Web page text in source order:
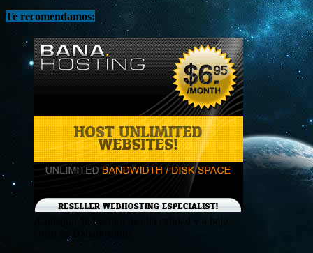
Te recomendamos:
¡Consigue tu hosting de alta calidad y a bajo